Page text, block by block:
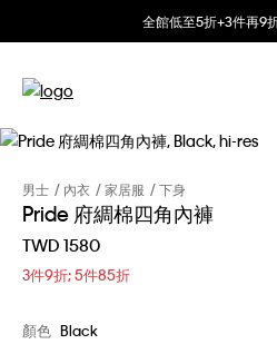
全館低至5折+3件再9
男士 內衣 家居服 下身
Pride 府綢棉四角內褲
TWD 1580
3件9折; 5件85折
顏色 Black